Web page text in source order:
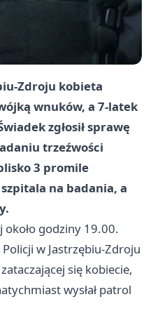
Zdroju kobieta
wnuków, a 7-latek
zgłosił sprawę
trzeźwości
3 promile
na badania, a
około godziny 19.00.
w Jastrzębiu-Zdroju
się kobiecie,
wysłał patrol